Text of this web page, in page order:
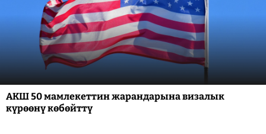
АКШ 50 мамлекеттин жарандарына визалык
күрөөнү көбөйттү